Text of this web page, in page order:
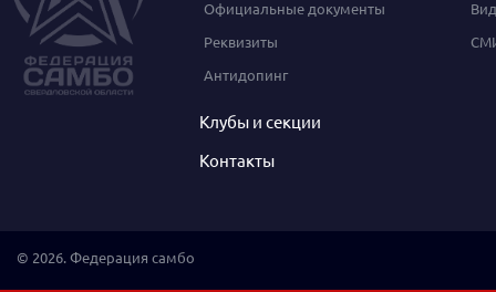
Официальные документы
Реквизиты
Антидопинг
Клубы и секции
Контакты
© 2026. Федерация самбо